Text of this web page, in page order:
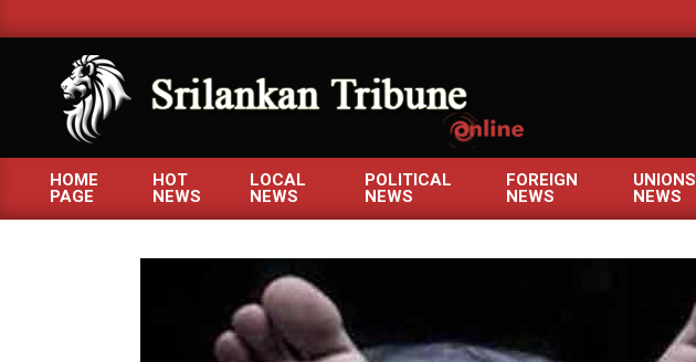
to
SRILANKANTRIBUNE.COM
HOME
PAGE
HOT
NEWS
LOCAL
NEWS
POLITICAL
NEWS
FOREIGN
NEWS
UNIONS
NEWS